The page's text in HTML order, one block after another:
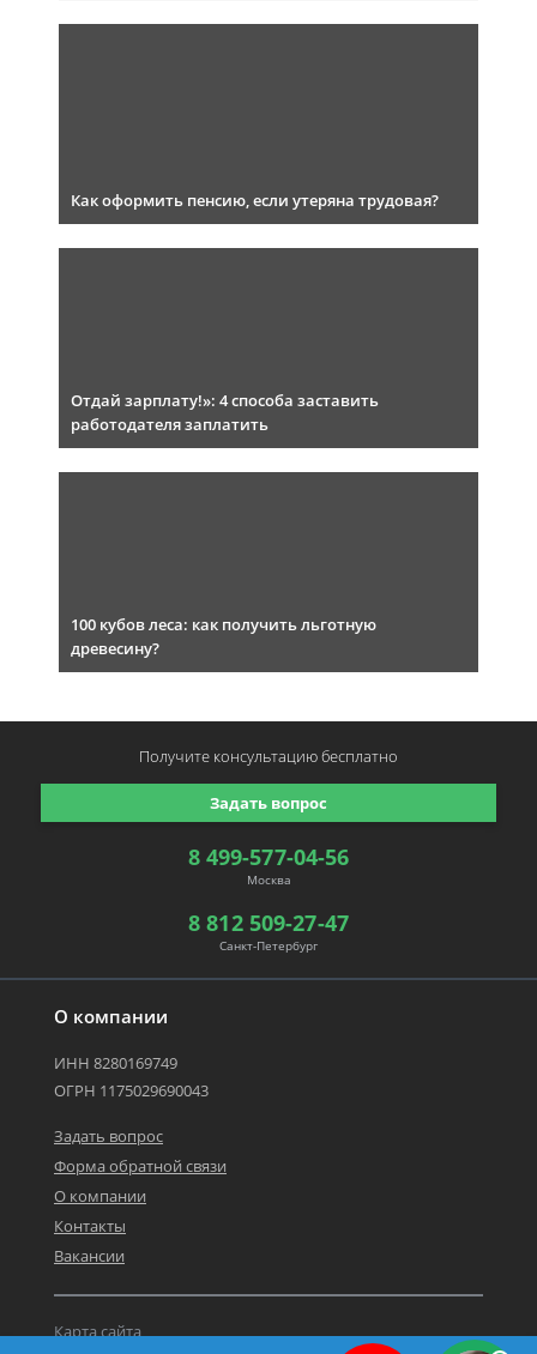
Как оформить пенсию, если утеряна трудовая?
Отдай зарплату!»: 4 способа заставить
работодателя заплатить
100 кубов леса: как получить льготную
древесину?
О компании
ИНН 8280169749
ОГРН 1175029690043
Задать вопрос
Форма обратной связи
О компании
Контакты
Вакансии
Карта сайта
8 499-577-04-56
Москва
8 812 509-27-47
Санкт-Петербург
Задать вопрос
Получите консультациюбесплатно